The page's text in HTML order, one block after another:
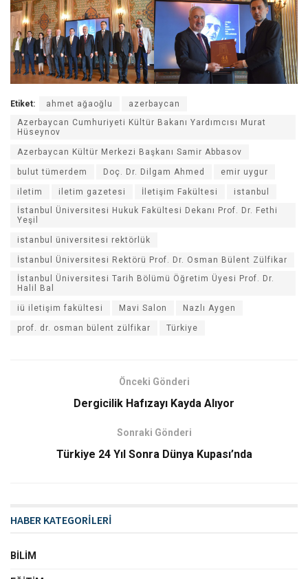
Etiket: ahmet ağaoğlu
azerbaycan
Azerbaycan Cumhuriyeti Kültür Bakanı Yardımcısı Murat
Hüseynov
Azerbaycan Kültür Merkezi Başkanı Samir Abbasov
bulut tümerdem Doç. Dr. Dilgam Ahmed emir uygur
iletim iletim gazetesi İletişim Fakültesi
istanbul
İstanbul Üniversitesi Hukuk Fakültesi Dekanı Prof. Dr. Fethi
Yeşil
istanbul üniversitesi rektörlük
İstanbul Üniversitesi Rektörü Prof. Dr. Osman Bülent Zülfikar
İstanbul Üniversitesi Tarih Bölümü Öğretim Üyesi Prof. Dr.
Halil Bal
iü iletişim fakültesi Mavi Salon Nazlı Aygen
prof. dr. osman bülent zülfikar Türkiye
Önceki Gönderi
Dergicilik Hafızayı Kayda Alıyor
Sonraki Gönderi
Türkiye 24 Yıl Sonra Dünya Kupası’nda
HABER KATEGORİLERİ
BILIM